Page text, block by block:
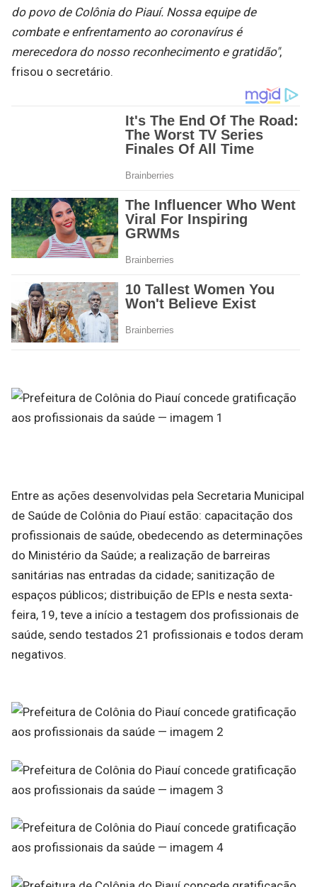
do povo de Colônia do Piauí. Nossa equipe de
combate e enfrentamento ao coronavírus é
merecedora do nosso reconhecimento e gratidão",
frisou o secretário.
Entre as ações desenvolvidas pela Secretaria Municipal
de Saúde de Colônia do Piauí estão: capacitação dos
profissionais de saúde, obedecendo as determinações
do Ministério da Saúde; a realização de barreiras
sanitárias nas entradas da cidade; sanitização de
espaços públicos; distribuição de EPIs e nesta sexta-
feira, 19, teve a início a testagem dos profissionais de
saúde, sendo testados 21 profissionais e todos deram
negativos.